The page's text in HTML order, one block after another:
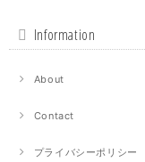
Information
About
Contact
プライバシーポリシー